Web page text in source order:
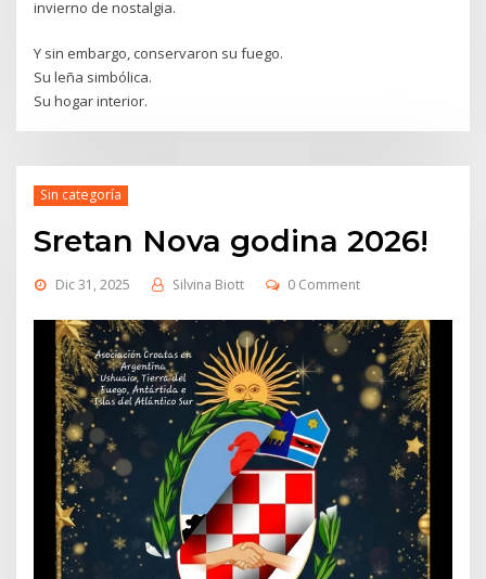
invierno de nostalgia.
Y sin embargo, conservaron su fuego.
Su leña simbólica.
Su hogar interior.
Sin categoría
Sretan Nova godina 2026!
Dic 31, 2025 Silvina Biott 0 Comment